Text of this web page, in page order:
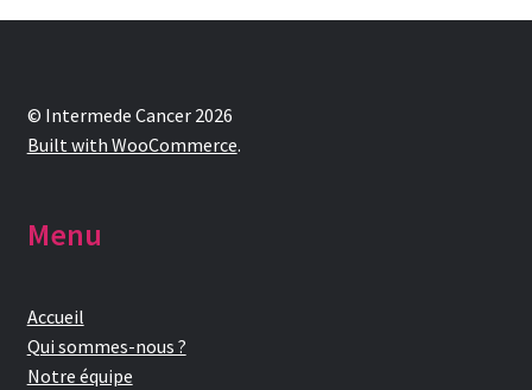
ancien
Menu
Accueil
Qui sommes-nous ?
Notre équipe
© Intermede Cancer 2026
Built with WooCommerce.